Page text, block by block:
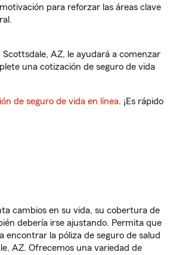
para reforzar las áreas clave
AZ, le ayudará a comenzar
una cotización de seguro de vida
de seguro de vida en línea. ¡Es rápido
cambios en su vida, su cobertura de
debería irse ajustando. Permita que
encontrar la póliza de seguro de salud
AZ. Ofrecemos una variedad de